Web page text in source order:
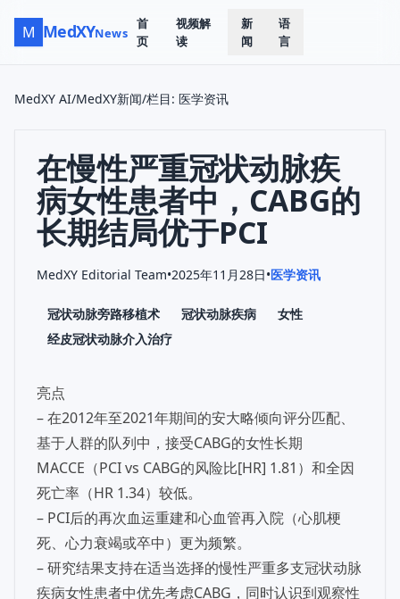
M MedXYNews
首
页
视频解
读
新
闻
语
言
MedXY AI/MedXY新闻/栏目: 医学资讯
在慢性严重冠状动脉疾
病女性患者中，CABG的
长期结局优于PCI
MedXY Editorial Team•2025年11月28日•医学资讯
冠状动脉旁路移植术 冠状动脉疾病
女性
经皮冠状动脉介入治疗
亮点
– 在2012年至2021年期间的安大略倾向评分匹配、
基于人群的队列中，接受CABG的女性长期
MACCE（PCI vs CABG的风险比[HR] 1.81）和全因
死亡率（HR 1.34）较低。
– PCI后的再次血运重建和心血管再入院（心肌梗
死、心力衰竭或卒中）更为频繁。
– 研究结果支持在适当选择的慢性严重多支冠状动脉
疾病女性患者中优先考虑CABG，同时认识到观察性